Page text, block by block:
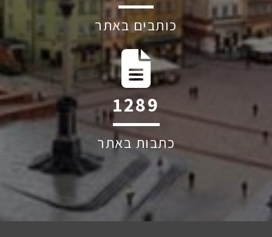
כותבים באתר
1852
כתבות באתר